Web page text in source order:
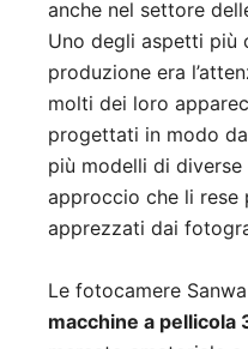
anche nel settore
Uno degli aspetti più
produzione era
molti dei loro
progettati in modo
più modelli di
approccio che li rese
apprezzati dai
Le fotocamere
macchine a pellicola